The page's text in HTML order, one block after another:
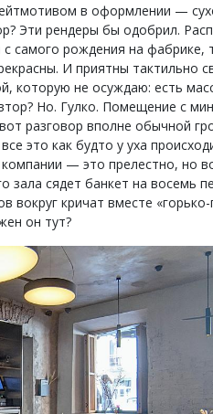
в оформлении —
Эти рендеры бы одобрил.
самого рождения на фабрике,
И приятны тактильно
которую не осуждаю: есть
Но. Гулко. Помещение с
разговор вполне обычной
это как будто у уха
— это прелестно, но
зала сядет банкет на восемь
вокруг кричат вместе «горько-
он тут?